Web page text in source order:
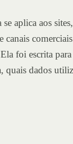
se aplica aos
canais
foi escrita
quais dados